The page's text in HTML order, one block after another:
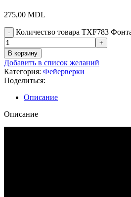
275,00 MDL
Количество товара TXF783
В корзину
Добавить в список желаний
Категория: Фейерверки
Поделиться:
Описание
Описание